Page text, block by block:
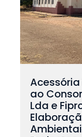
ao
Lda e